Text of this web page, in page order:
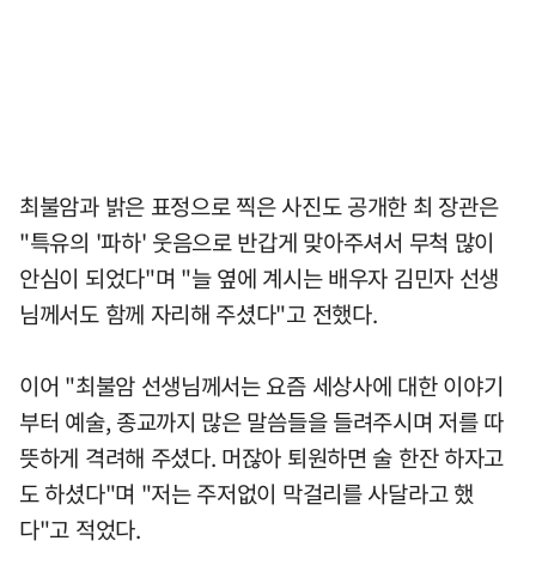
최불암과 밝은 표정으로 찍은 사진도 공개한 최 장관은
"특유의 '파하' 웃음으로 반갑게 맞아주셔서 무척 많이
안심이 되었다"며 "늘 옆에 계시는 배우자 김민자 선생
님께서도 함께 자리해 주셨다"고 전했다.
이어 "최불암 선생님께서는 요즘 세상사에 대한 이야기
부터 예술, 종교까지 많은 말씀들을 들려주시며 저를 따
뜻하게 격려해 주셨다. 머잖아 퇴원하면 술 한잔 하자고
도 하셨다"며 "저는 주저없이 막걸리를 사달라고 했
다"고 적었다.